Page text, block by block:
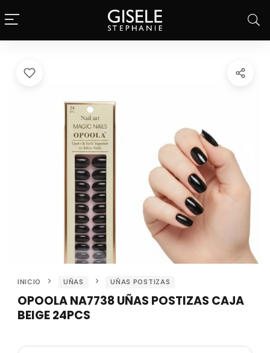
INICIO UÑAS UÑAS POSTIZAS
OPOOLA NA7738 UÑAS POSTIZAS CAJA
BEIGE 24PCS